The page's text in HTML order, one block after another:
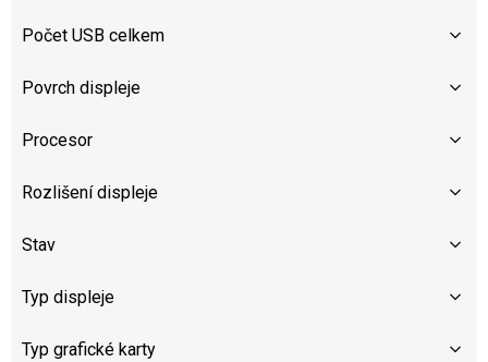
Počet USB celkem
Povrch displeje
Procesor
Rozlišení displeje
Stav
Typ displeje
Typ grafické karty